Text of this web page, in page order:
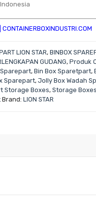
CONTAINERBOXINDUSTRI.COM
LION STAR, BINBOX
GUDANG, Produk
, Bin Box Sparetpart,
Sparepart, Jolly Box Wadah
Storage Boxes, Storage Boxes
Brand: LION STAR